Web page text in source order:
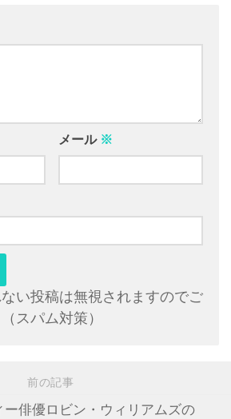
メール ※
い投稿は無視されますのでご
スパム対策）
前の記事
俳優ロビン・ウィリアムズの